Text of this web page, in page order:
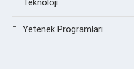
Teknoloji
Yetenek Programları